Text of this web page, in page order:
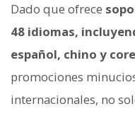
Dado que ofrece
48 idiomas,
español, chino y
promociones
internacionales, no